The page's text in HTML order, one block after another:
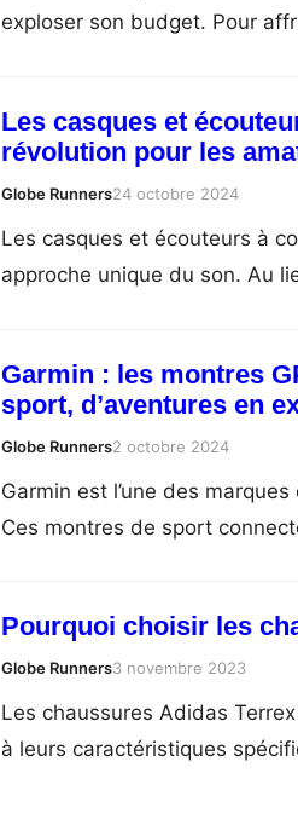
exploser son budget. Pour
Les casques et
révolution pour les
Globe Runners24 octobre 2024
Les casques et écouteurs à
approche unique du son. Au
Garmin : les montres
sport, d’aventures en
Globe Runners2 octobre 2024
Garmin est l’une des
Ces montres de sport
Pourquoi choisir les
Globe Runners3 novembre 2023
Les chaussures Adidas
à leurs caractéristiques